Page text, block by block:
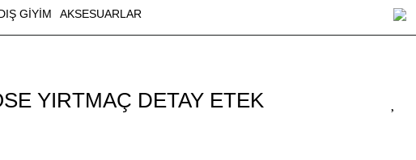
GİYİM AKSESUARLAR
YIRTMAÇ DETAY ETEK